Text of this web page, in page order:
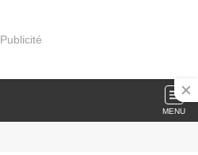
Publicité
MENU